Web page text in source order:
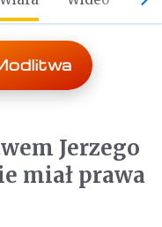
Jerzego
miał prawa